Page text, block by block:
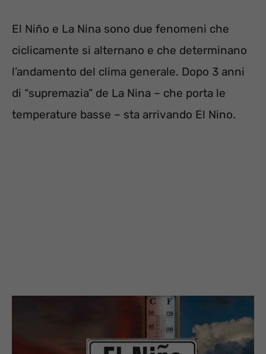
El Niño e La Nina sono due fenomeni che
ciclicamente si alternano e che determinano
l’andamento del clima generale. Dopo 3 anni
di “supremazia” de La Nina – che porta le
temperature basse – sta arrivando El Nino.